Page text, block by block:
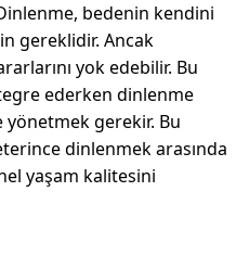
bedenin kendini
gereklidir. Ancak
yok edebilir. Bu
ederken dinlenme
gerekir. Bu
dinlenmek arasında
yaşam kalitesini